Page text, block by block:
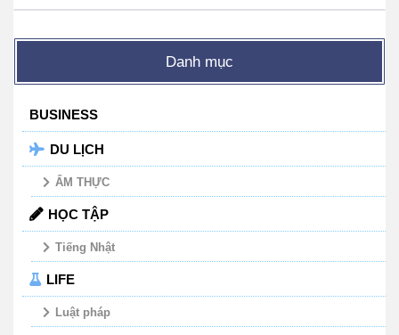
Danh mục
BUSINESS
DU LỊCH
ẨM THỰC
HỌC TẬP
Tiếng Nhật
LIFE
Luật pháp